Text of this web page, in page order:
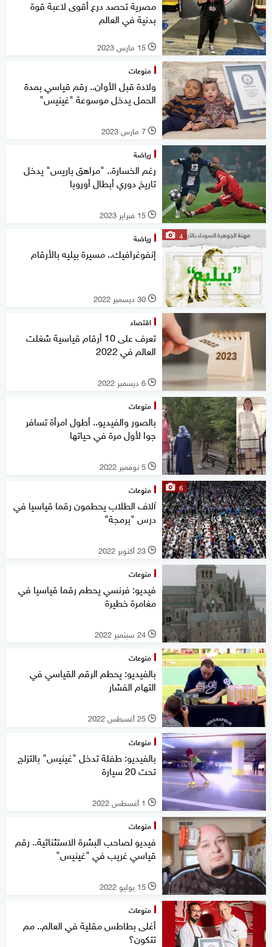
مصرية تحصد درع أقوى لاعبة قوة
بدنية في العالم
l 15 مارس 2023
منوعات
ولادة قبل الأوان.. رقم قياسي بمدة
الحمل يدخل موسوعة "غينيس"
l 7 مارس 2023
رياضة
رغم الخسارة.. "مراهق باريس" يدخل
تاريخ دوري أبطال أوروبا
l 15 فبراير 2023
4 رياضة
إنفوغرافيك.. مسيرة بيليه بالأرقام
l 30 ديسمبر 2022
اقتصاد
تعرف على 10 أرقام قياسية شغلت
العالم في 2022
l 6 ديسمبر 2022
منوعات
بالصور والفيديو.. أطول امرأة تسافر
جوا لأول مرة في حياتها
l 5 نوفمبر 2022
6 منوعات
آلاف الطلاب يحطمون رقما قياسيا في
درس "برمجة"
l 23 أكتوبر 2022
منوعات
فيديو: فرنسي يحطم رقما قياسيا في
مغامرة خطيرة
l 24 سبتمبر 2022
منوعات
بالفيديو: يحطم الرقم القياسي في
التهام الفشار
l 25 أغسطس 2022
منوعات
بالفيديو: طفلة تدخل "غينيس" بالتزلج
تحت 20 سيارة
l 1 أغسطس 2022
منوعات
فيديو لصاحب البشرة الاستثنائية.. رقم
قياسي غريب في "غينيس"
l 15 يوليو 2022
منوعات
أغلى بطاطس مقلية في العالم.. مم
تتكون؟